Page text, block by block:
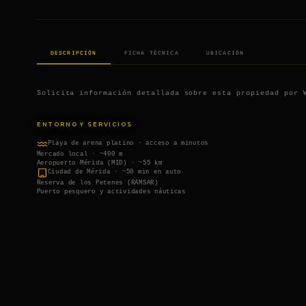
DESCRIPCIÓN FICHA TÉCNICA UBICACIÓN
Solicita información detallada sobre esta propiedad por
ENTORNO Y SERVICIOS
Playa de arena platino · acceso a minutos
Mercado local · ~400 m
Aeropuerto Mérida (MID) · ~55 km
Ciudad de Mérida · ~50 min en auto
Reserva de los Petenes (RAMSAR)
Puerto pesquero y actividades náuticas